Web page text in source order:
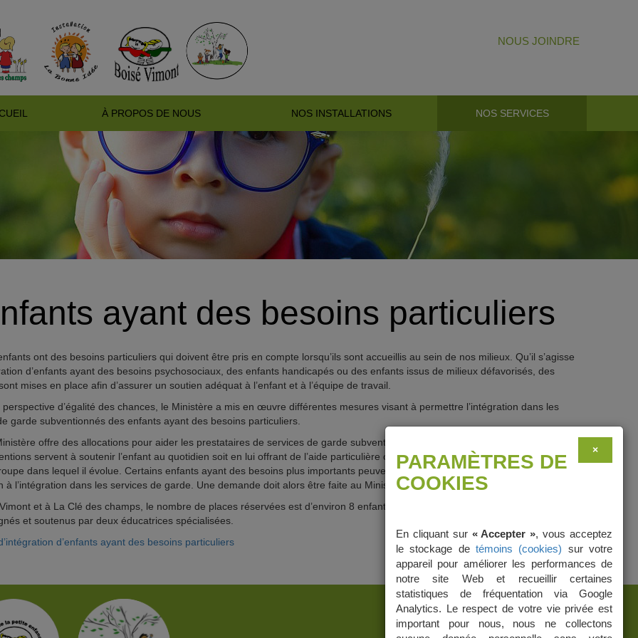
NOUS JOINDRE
À PROPOS DE NOUS NOS INSTALLATIONS NOS SERVICES
ayant des besoins particuliers
ont des besoins particuliers qui doivent être pris en compte lorsqu’ils sont accueillis au sein de nos milieux. Qu’il s’agisse
d’enfants ayant des besoins psychosociaux, des enfants handicapés ou des enfants issus de milieux défavorisés, des
mises en place afin d’assurer un soutien adéquat à l’enfant et à l’équipe de travail.
perspective d’égalité des chances, le Ministère a mis en œuvre différentes mesures visant à permettre l’intégration dans les
garde subventionnés des enfants ayant des besoins particuliers.
offre des allocations pour aider les prestataires de services de garde subventionnés à intégrer un enfant handicapé.
servent à soutenir l’enfant au quotidien soit en lui offrant de l’aide particulière ou soit en offrant une baisse de ratio au
dans lequel il évolue. Certains enfants ayant des besoins plus importants peuvent bénéficier de la mesure exceptionnelle
à l’intégration dans les services de garde. Une demande doit alors être faite au Ministère à l’intérieur des délais prescrits.
et à La Clé des champs, le nombre de places réservées est d’environ 8 enfants par installation. Ces enfants sont
et soutenus par deux éducatrices spécialisées.
d’enfants ayant des besoins particuliers
×
PARAMÈTRES DE
COOKIES
En cliquant sur « Accepter », vous acceptez
le stockage de témoins (cookies) sur votre
appareil pour améliorer les performances de
notre site Web et recueillir certaines
statistiques de fréquentation via Google
Analytics. Le respect de votre vie privée est
important pour nous, nous ne collectons